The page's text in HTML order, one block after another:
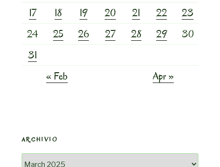
17
18 19 20 21 22
23
24
25 26 27 28 29
30
31
« Feb
Apr »
ARCHIVIO
Archivio